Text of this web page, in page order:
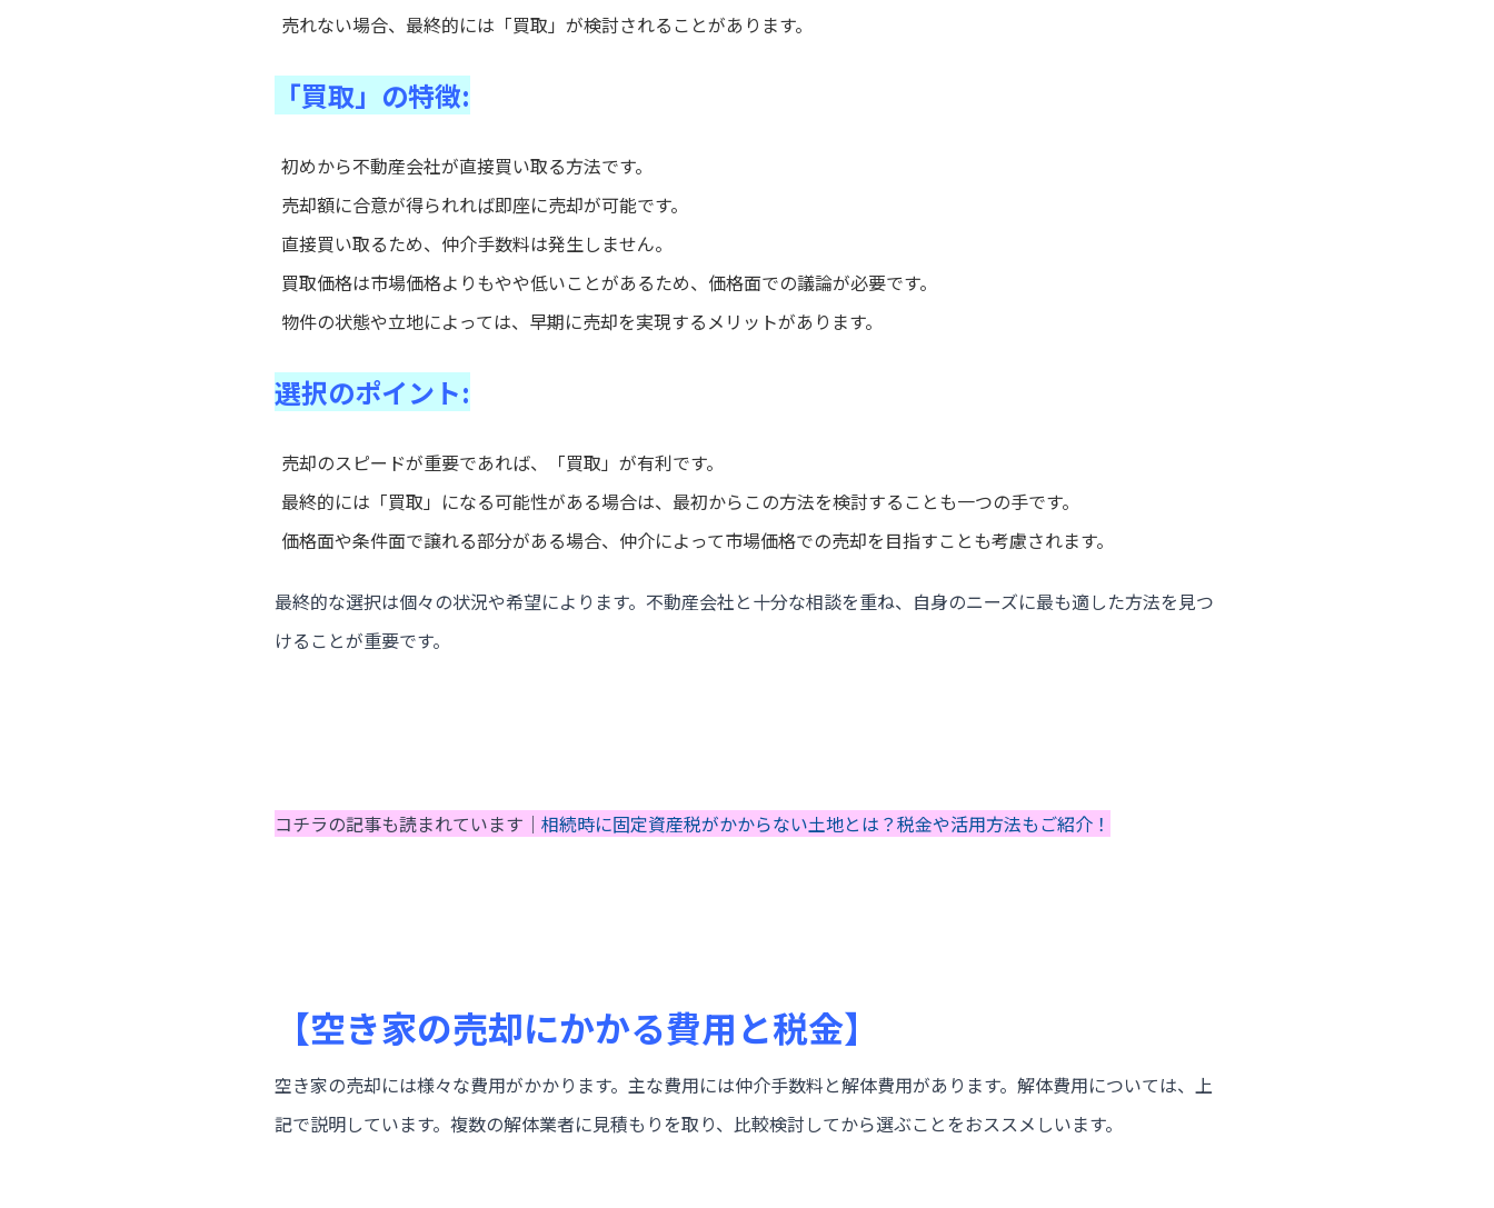
売れない場合、最終的には「買取」が検討されることがあります。
「買取」の特徴:
初めから不動産会社が直接買い取る方法です。
売却額に合意が得られれば即座に売却が可能です。
直接買い取るため、仲介手数料は発生しません。
買取価格は市場価格よりもやや低いことがあるため、価格面での議論が必要です。
物件の状態や立地によっては、早期に売却を実現するメリットがあります。
選択のポイント:
売却のスピードが重要であれば、「買取」が有利です。
最終的には「買取」になる可能性がある場合は、最初からこの方法を検討することも一つの手です。
価格面や条件面で譲れる部分がある場合、仲介によって市場価格での売却を目指すことも考慮されます。
最終的な選択は個々の状況や希望によります。不動産会社と十分な相談を重ね、自身のニーズに最も適した方法を見つ
けることが重要です。
コチラの記事も読まれています｜ 相続時に固定資産税がかからない土地とは？税金や活用方法もご紹介！
【空き家の売却にかかる費用と税金】
空き家の売却には様々な費用がかかります。主な費用には仲介手数料と解体費用があります。解体費用については、上
記で説明しています。複数の解体業者に見積もりを取り、比較検討してから選ぶことをおススメしいます。